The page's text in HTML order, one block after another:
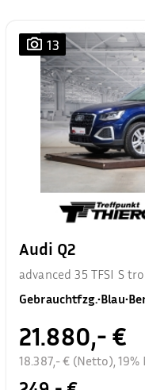
13
Audi Q2
advanced 35 TFSI S
Gebrauchtfzg.•Blau•
21.880,- €
18.387,- € (Netto), 19%